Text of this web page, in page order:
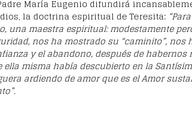
María Eugenio difundirá
la doctrina espiritual de Teresita:
una maestra espiritual: modestamente
nos ha mostrado su “caminito”, nos
y el abandono, después de habernos
ella misma había descubierto en la
ardiendo de amor que es el Amor